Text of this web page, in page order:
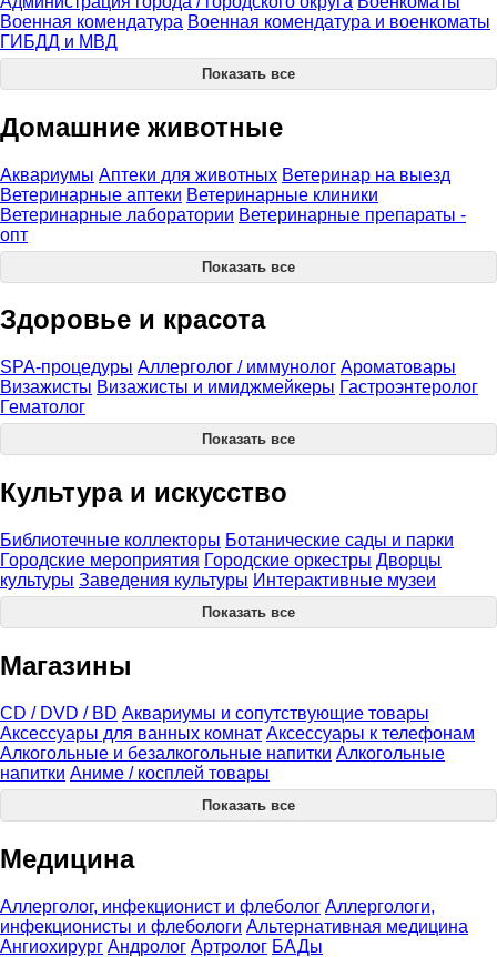
Военная комендатура Военная комендатура и военкоматы
ГИБДД и МВД
Показать все
Домашние животные
Аквариумы Аптеки для животных Ветеринар на выезд
Ветеринарные аптеки Ветеринарные клиники
Ветеринарные лаборатории Ветеринарные препараты -
опт
Показать все
Здоровье и красота
SPA-процедуры Аллерголог / иммунолог Ароматовары
Визажисты Визажисты и имиджмейкеры Гастроэнтеролог
Гематолог
Показать все
Культура и искусство
Библиотечные коллекторы Ботанические сады и парки
Городские мероприятия Городские оркестры Дворцы
культуры Заведения культуры Интерактивные музеи
Показать все
Магазины
CD / DVD / BD Аквариумы и сопутствующие товары
Аксессуары для ванных комнат Аксессуары к телефонам
Алкогольные и безалкогольные напитки Алкогольные
напитки Аниме / косплей товары
Показать все
Медицина
Аллерголог, инфекционист и флеболог Аллергологи,
инфекционисты и флебологи Альтернативная медицина
Ангиохирург Андролог Артролог БАДы